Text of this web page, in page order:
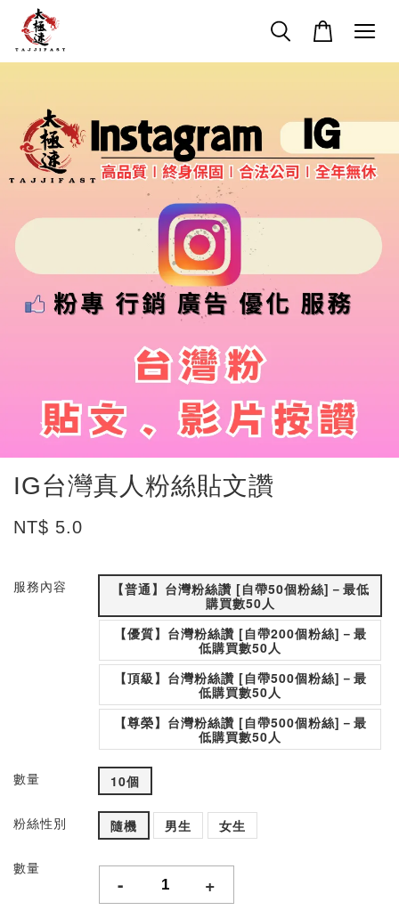
IG台灣真人粉絲貼文讚
NT$ 5.0
服務內容
【普通】台灣粉絲讚 [自帶50個粉絲]－最低
購買數50人
【優質】台灣粉絲讚 [自帶200個粉絲]－最
低購買數50人
【頂級】台灣粉絲讚 [自帶500個粉絲]－最
低購買數50人
【尊榮】台灣粉絲讚 [自帶500個粉絲]－最
低購買數50人
數量 10個
粉絲性別 隨機 男生 女生
數量
- +